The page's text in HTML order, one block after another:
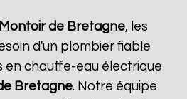
Montoir de Bretagne, les
d'un plombier fiable
en chauffe-eau électrique
Bretagne. Notre équipe